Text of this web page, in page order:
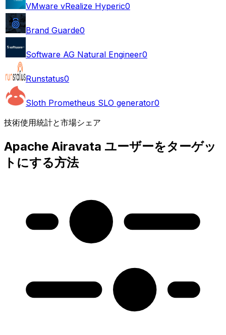
VMware vRealize Hyperic0
Brand Guarde0
Software AG Natural Engineer0
Runstatus0
Sloth Prometheus SLO generator0
技術使用統計と市場シェア
Apache Airavata ユーザーをターゲッ
トにする方法